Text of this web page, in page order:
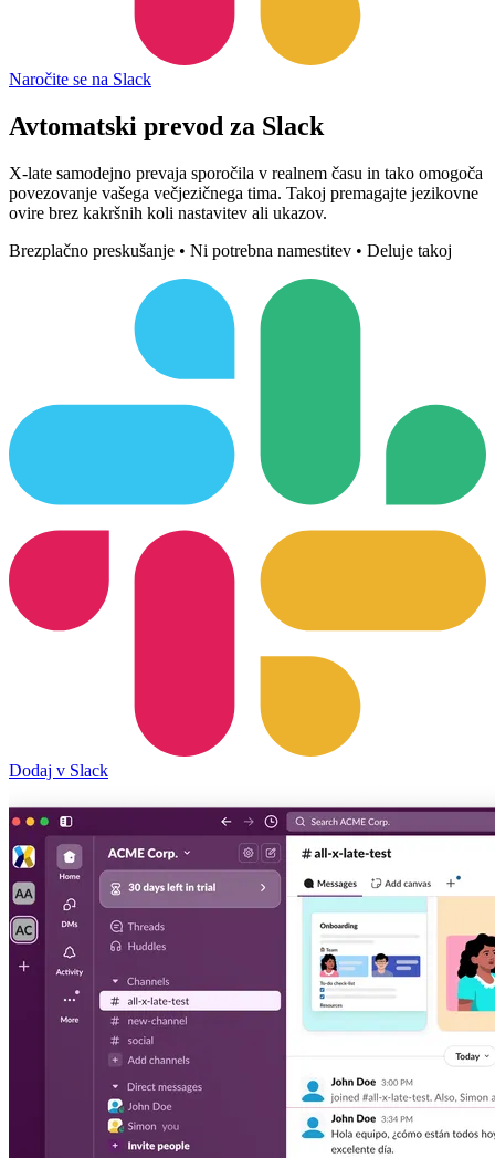
Naročite se na Slack
Avtomatski prevod za Slack
X-late samodejno prevaja sporočila v realnem času in tako omogoča
povezovanje vašega večjezičnega tima. Takoj premagajte jezikovne
ovire brez kakršnih koli nastavitev ali ukazov.
Brezplačno preskušanje • Ni potrebna namestitev • Deluje takoj
Dodaj v Slack